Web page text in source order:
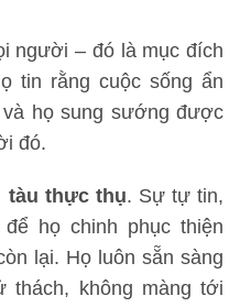
người – đó là mục đích
tin rằng cuộc sống ẩn
họ sung sướng được
đó.
tàu thực thụ. Sự tự tin,
họ chinh phục thiện
lại. Họ luôn sẵn sàng
không màng tới